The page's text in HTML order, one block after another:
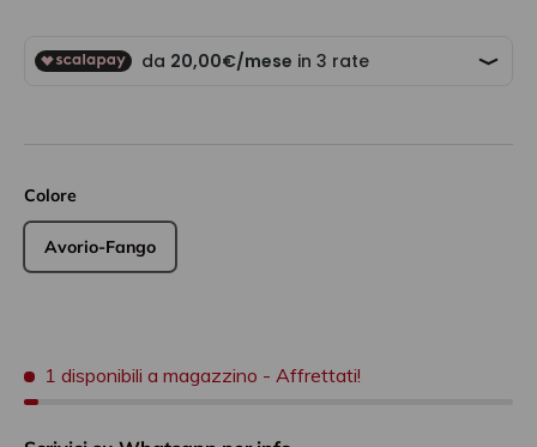
Colore
Avorio-Fango
1 disponibili a magazzino - Affrettati!